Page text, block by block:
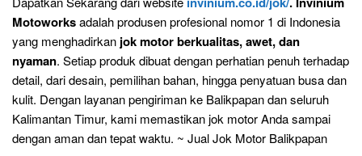
Motoworksadalah produsen profesional nomor 1 di Indonesia
yang menghadirkan jok motor berkualitas, awet, dan
nyaman. Setiap produk dibuat dengan perhatian penuh terhadap
detail, dari desain, pemilihan bahan, hingga penyatuan busa dan
kulit. Dengan layanan pengiriman ke Balikpapan dan seluruh
Kalimantan Timur, kami memastikan jok motor Anda sampai
dengan aman dan tepat waktu. ~ Jual Jok Motor Balikpapan